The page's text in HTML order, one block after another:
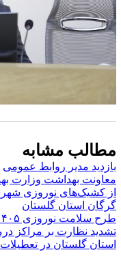
مشابه
مدیر روابط عمومی
بهداشت وزارت
کشیک‌های نوروزی
استان گلستان
طرح سلامت نوروزی ۱۴۰۵؛
نظارت بر مراکز
گلستان در تعطیلات